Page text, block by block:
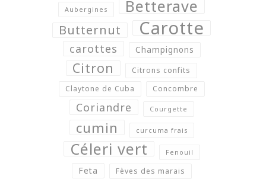
Aubergines Betterave
Butternut Carotte
carottes Champignons
Citron
Citrons confits
Claytone de Cuba
Concombre
Coriandre Courgette
cumin curcuma frais
Céleri vert Fenouil
Feta Fèves des marais